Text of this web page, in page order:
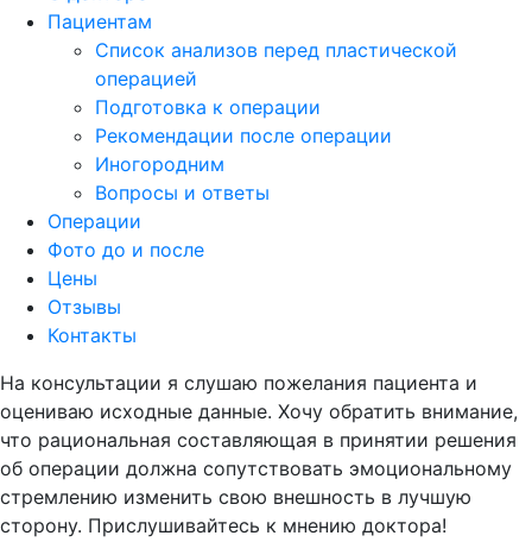
Пациентам
Список анализов перед пластической
операцией
Подготовка к операции
Рекомендации после операции
Иногородним
Вопросы и ответы
Операции
Фото до и после
Цены
Отзывы
Контакты
На консультации я слушаю пожелания пациента и
оцениваю исходные данные. Хочу обратить внимание,
что рациональная составляющая в принятии решения
об операции должна сопутствовать эмоциональному
стремлению изменить свою внешность в лучшую
сторону. Прислушивайтесь к мнению доктора!